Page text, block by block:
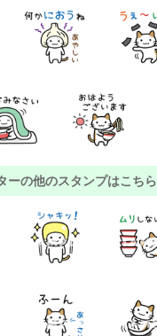
ーの他のスタンプはこちら